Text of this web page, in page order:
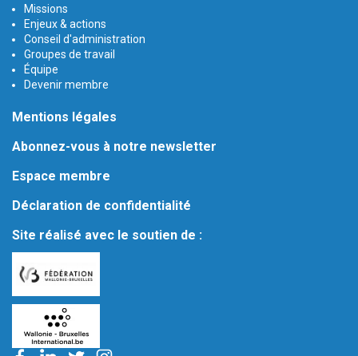
Missions
Enjeux & actions
Conseil d'administration
Groupes de travail
Équipe
Devenir membre
Mentions légales
Abonnez-vous à notre newsletter
Espace membre
Déclaration de confidentialité
Site réalisé avec le soutien de :